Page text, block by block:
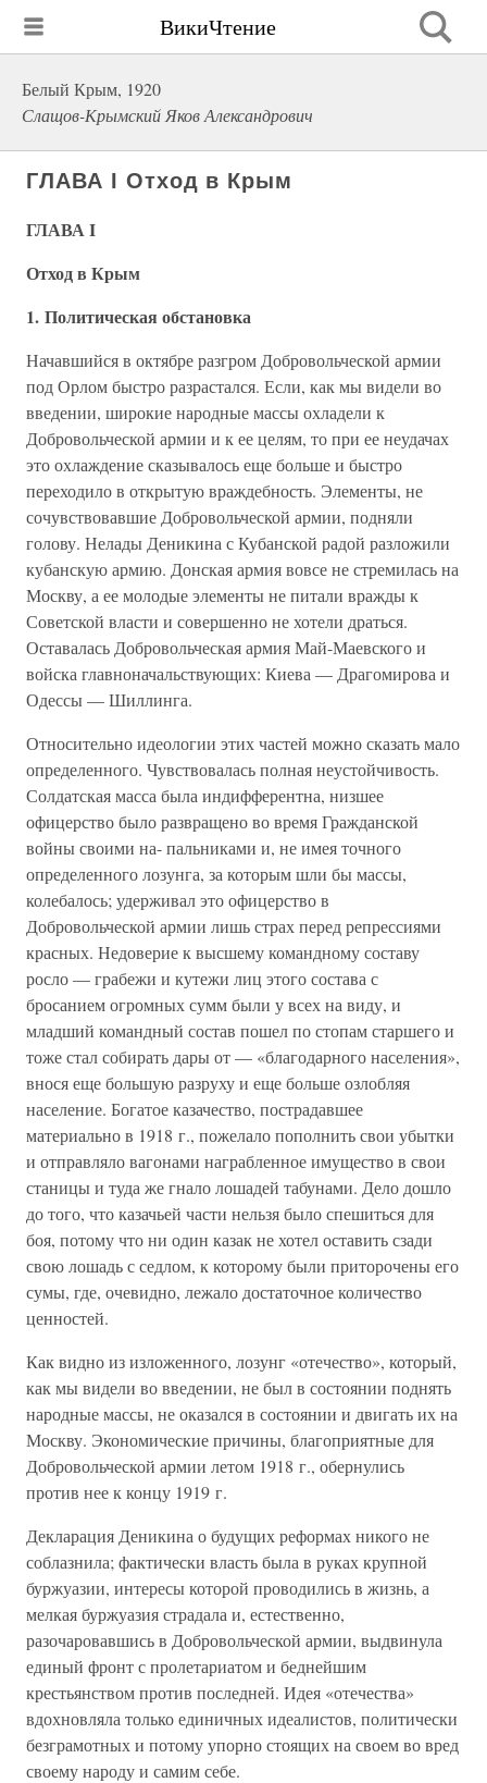
ВикиЧтение
Белый Крым, 1920
Слащов-Крымский Яков Александрович
ГЛАВА I Отход в Крым
ГЛАВА I
Отход в Крым
1. Политическая обстановка
Начавшийся в октябре разгром Добровольческой армии
под Орлом быстро разрастался. Если, как мы видели во
введении, широкие народные массы охладели к
Добровольческой армии и к ее целям, то при ее неудачах
это охлаждение сказывалось еще больше и быстро
переходило в открытую враждебность. Элементы, не
сочувствовавшие Добровольческой армии, подняли
голову. Нелады Деникина с Кубанской радой разложили
кубанскую армию. Донская армия вовсе не стремилась на
Москву, а ее молодые элементы не питали вражды к
Советской власти и совершенно не хотели драться.
Оставалась Добровольческая армия Май-Маевского и
войска главноначальствующих: Киева — Драгомирова и
Одессы — Шиллинга.
Относительно идеологии этих частей можно сказать мало
определенного. Чувствовалась полная неустойчивость.
Солдатская масса была индифферентна, низшее
офицерство было развращено во время Гражданской
войны своими на- пальниками и, не имея точного
определенного лозунга, за которым шли бы массы,
колебалось; удерживал это офицерство в
Добровольческой армии лишь страх перед репрессиями
красных. Недоверие к высшему командному составу
росло — грабежи и кутежи лиц этого состава с
бросанием огромных сумм были у всех на виду, и
младший командный состав пошел по стопам старшего и
тоже стал собирать дары от — «благодарного населения»,
внося еще большую разруху и еще больше озлобляя
население. Богатое казачество, пострадавшее
материально в 1918 г., пожелало пополнить свои убытки
и отправляло вагонами награбленное имущество в свои
станицы и туда же гнало лошадей табунами. Дело дошло
до того, что казачьей части нельзя было спешиться для
боя, потому что ни один казак не хотел оставить сзади
свою лошадь с седлом, к которому были приторочены его
сумы, где, очевидно, лежало достаточное количество
ценностей.
Как видно из изложенного, лозунг «отечество», который,
как мы видели во введении, не был в состоянии поднять
народные массы, не оказался в состоянии и двигать их на
Москву. Экономические причины, благоприятные для
Добровольческой армии летом 1918 г., обернулись
против нее к концу 1919 г.
Декларация Деникина о будущих реформах никого не
соблазнила; фактически власть была в руках крупной
буржуазии, интересы которой проводились в жизнь, а
мелкая буржуазия страдала и, естественно,
разочаровавшись в Добровольческой армии, выдвинула
единый фронт с пролетариатом и беднейшим
крестьянством против последней. Идея «отечества»
вдохновляла только единичных идеалистов, политически
безграмотных и потому упорно стоящих на своем во вред
своему народу и самим себе.